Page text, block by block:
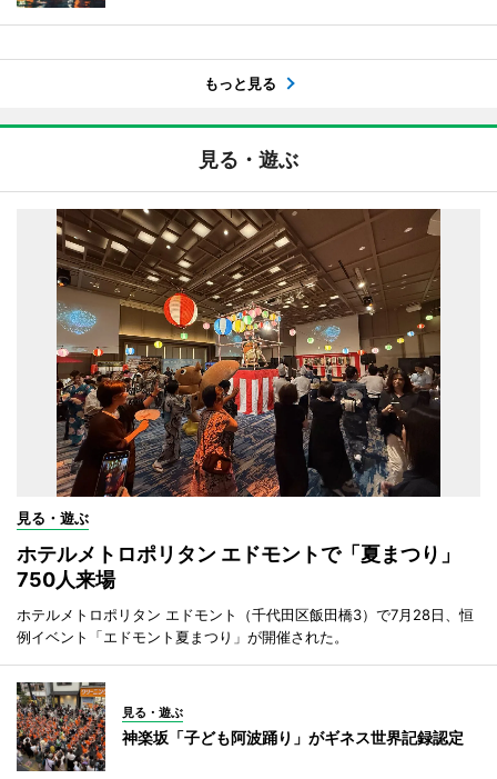
もっと見る
見る・遊ぶ
見る・遊ぶ
ホテルメトロポリタン エドモントで「夏まつり」
750人来場
ホテルメトロポリタン エドモント（千代田区飯田橋3）で7月28日、恒
例イベント「エドモント夏まつり」が開催された。
見る・遊ぶ
神楽坂「子ども阿波踊り」がギネス世界記録認定